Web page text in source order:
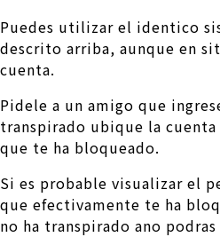
Puedes utilizar el identico
descrito arriba, aunque en
cuenta.
Pidele a un amigo que
transpirado ubique la
que te ha bloqueado.
Si es probable visualizar el
que efectivamente te ha
no ha transpirado ano